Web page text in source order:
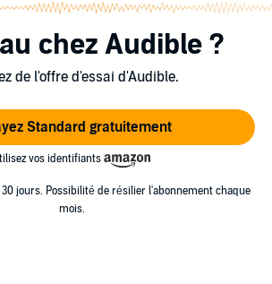
chez Audible ?
de l'offre d'essai d'Audible.
Standard gratuitement
vos identifiants
jours. Possibilité de résilier l'abonnement chaque
mois.